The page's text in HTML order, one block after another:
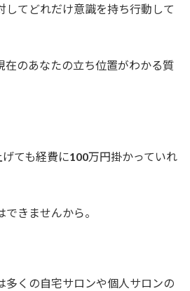
してどれだけ意識を持ち行動して
在のあなたの立ち位置がわかる質
ても経費に100万円掛かっていれ
きませんから。
多くの自宅サロンや個人サロンの